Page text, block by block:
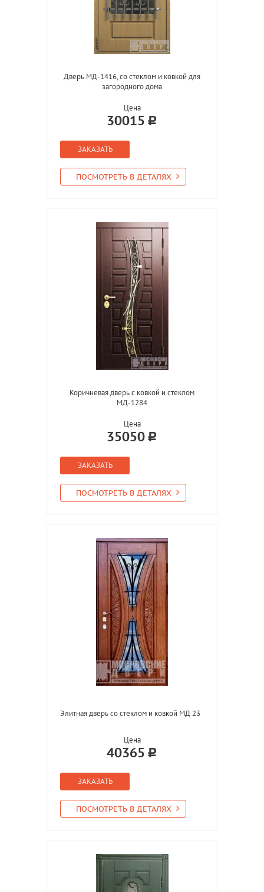
Дверь МД-1416, со стеклом и ковкой для
загородного дома
Цена
30015
ЗАКАЗАТЬ
ПОСМОТРЕТЬ В ДЕТАЛЯХ
Коричневая дверь с ковкой и стеклом
МД-1284
Цена
35050
ЗАКАЗАТЬ
ПОСМОТРЕТЬ В ДЕТАЛЯХ
Элитная дверь со стеклом и ковкой МД 23
Цена
40365
ЗАКАЗАТЬ
ПОСМОТРЕТЬ В ДЕТАЛЯХ